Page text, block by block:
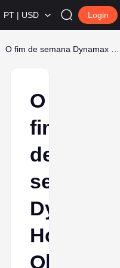
PT | USD Login
O
fim
de
semana
Dynamax
Ho-
Oh